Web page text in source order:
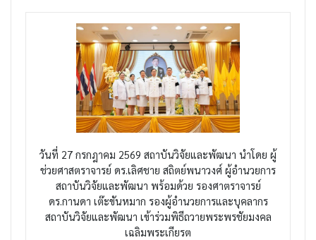
วันที่ 27 กรกฎาคม 2569 สถาบันวิจัยและพัฒนา นำโดย ผู้
ช่วยศาสตราจารย์ ดร.เลิศชาย สถิตย์พนาวงศ์ ผู้อำนวยการ
สถาบันวิจัยและพัฒนา พร้อมด้วย รองศาตราจารย์
ดร.กานดา เต๊ะขันหมาก รองผู้อำนวยการและบุคลากร
สถาบันวิจัยและพัฒนา เข้าร่วมพิธีถวายพระพรชัยมงคล
เฉลิมพระเกียรต